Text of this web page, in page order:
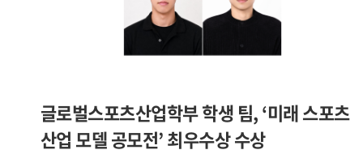
바이어 미팅을 성사시키며 우수한 성과를 거뒀다. 이 같은
성과를 바탕으로 HUFSPORT팀은 최우수상을 수상하며 실무
적용하며 글로벌 비즈니스 역량을 키울 수 있었다 며 팀원들과
긴밀하게 소통하고 협력하며 문제를 해결해 온 결과
최우수상이라는 뜻깊은 성과를 거둘 수 있어 더욱 의미 있는
글로벌스포츠산업학부 학생 팀, ‘미래 스포츠
산업 모델 공모전’ 최우수상 수상